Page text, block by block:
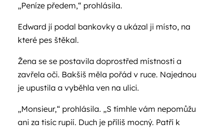
„Peníze předem,“ prohlásila.
Edward jí podal bankovky a ukázal ji místo, na
které pes štěkal.
Žena se se postavila doprostřed místnosti a
zavřela oči. Bakšiš měla pořád v ruce. Najednou
je upustila a vyběhla ven na ulici.
„Monsieur,“ prohlásila. „S tímhle vám nepomůžu
ani za tisíc rupií. Duch je příliš mocný. Patří k